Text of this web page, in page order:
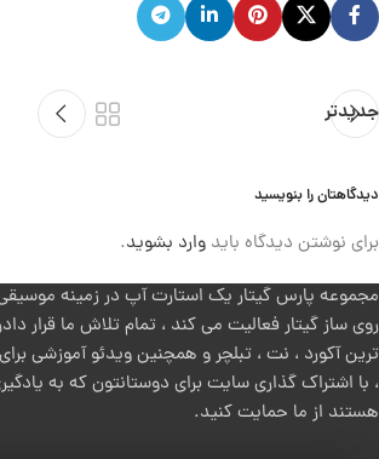
جدیدتر
دیدگاهتان را بنویسید
برای نوشتن دیدگاه باید وارد بشوید.
مجموعه پارس گیتار یک استارت آپ در زمینه
روی ساز گیتار فعالیت می کند ، تمام تلاش ما قرار
ترین آکورد ، نت ، تبلچر و همچنین ویدئو آموزشی
، با اشتراک گذاری سایت برای دوستانتون که به
هستند از ما حمایت کنید.